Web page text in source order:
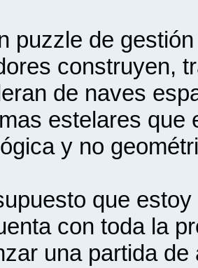
puzzle de
construyen,
de naves
estelares que
y no
que
con toda la
una partida